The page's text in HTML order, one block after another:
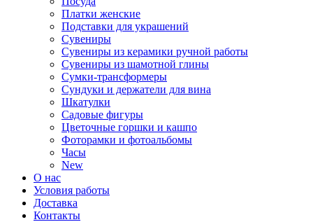
Платки женские
Подставки для украшений
Сувениры
Сувениры из керамики ручной работы
Сувениры из шамотной глины
Сумки-трансформеры
Сундуки и держатели для вина
Шкатулки
Садовые фигуры
Цветочные горшки и кашпо
Фоторамки и фотоальбомы
Часы
New
О нас
Условия работы
Доставка
Контакты